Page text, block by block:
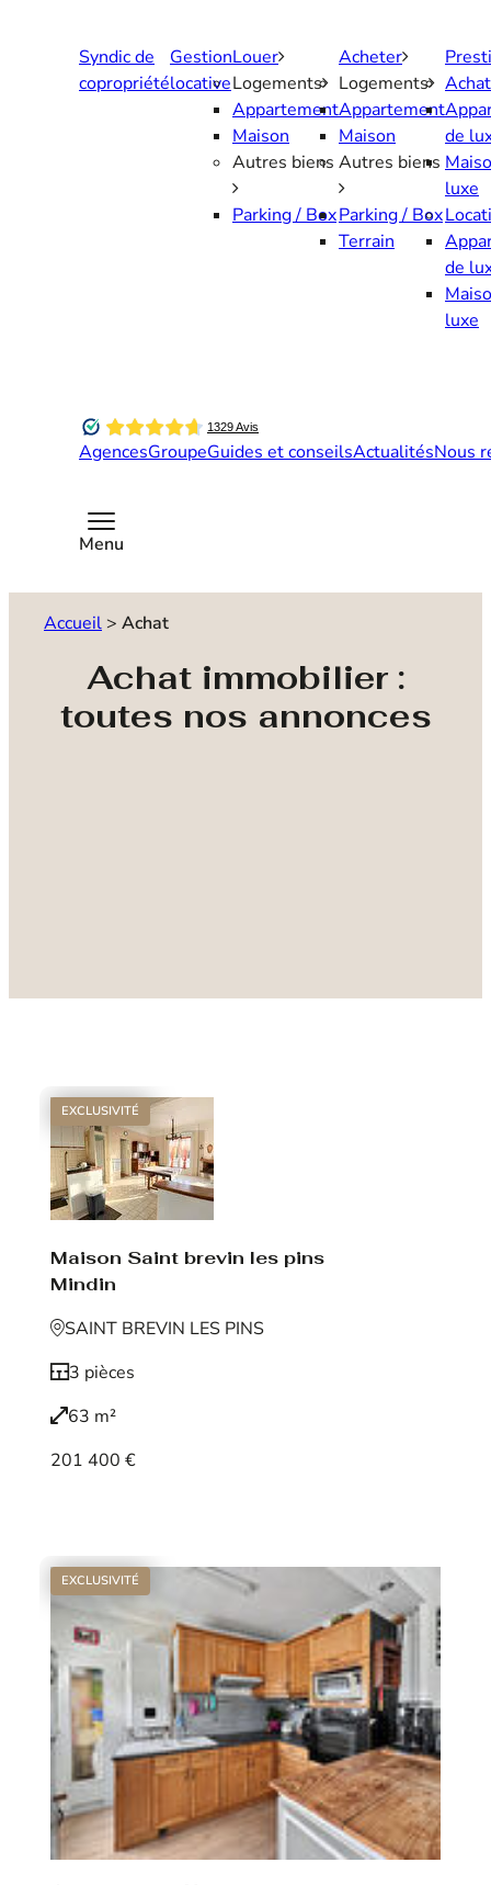
Syndic de
copropriété
Gestion
locative
Louer
Logements
Appartement
Maison
Autres biens
Parking / Box
Acheter
Logements
Appartement
Maison
Autres biens
Parking / Box
Terrain
Achat
de
luxe
de
luxe
AgencesGroupeGuides et conseilsActualitésNous
Menu
Accueil > Achat
Achat immobilier :
toutes nos annonces
EXCLUSIVITÉ
Maison Saint brevin les pins
Mindin
SAINT BREVIN LES PINS
3 pièces
63 m²
201 400 €
EXCLUSIVITÉ